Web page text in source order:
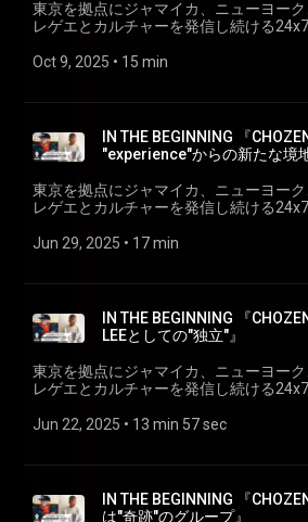
に行っており、ジャマイカン、ジャパ
レートを多数所有し、最新のダンスホ
ーとしての活動がメインであるが、最近
www.instagram.com/magachin ✅＜A-1
＞ a-1clothing.shop ✅＜八幡浩司＞
www.instagram.com/koji24x7yawata/
247reggae.com/
ースを経て、2011年にオリジナルブラン
とした、ワーク、アウトドア、ミリタ
アメカジを得意としたセレクトショップ
ち上げ。 また、90年代より都内で活動
ン、ジャパニーズの良質なダブプレー
プにR&Bと幅広い選曲のセレクターとし
あるが、最近ではレゲエの元ネタや往年
に行っており、ジャマイカン、ジャパ
レートを多数所有し、最新のダンスホ
ーとしての活動がメインであるが、最近
www.instagram.com/magachin ✅＜A-1
＞ a-1clothing.shop ✅＜八幡浩司＞
www.instagram.com/koji24x7yawata/
247reggae.com/
東京を拠点にジャマイカ、ニューヨー
レゲエとカルチャーを発信し続ける
の「はじまりのストーリー」、 『IN THE
＞の「はじまり」を探る。 IN THE BEGINNING 『真柄尚武編 ①
WHO is “MAGARA” - A Life in Culture 』 ゲスト: 真柄尚武 (DJ
MAGARA) | NAOTAKE MAGARA 90年代
"real mad HECTIC" "MASTERPIECE"等
ースを経て、2011年にオリジナルブラン
とした、ワーク、アウトドア、ミリタ
アメカジを得意としたセレクトショップ
ち上げ。 また、90年代より都内で活動
ン、ジャパニーズの良質なダブプレー
プにR&Bと幅広い選曲のセレクターとし
あるが、最近ではレゲエの元ネタや往年
に行っており、ジャマイカン、ジャパ
レートを多数所有し、最新のダンスホ
ーとしての活動がメインであるが、最近
https://www.instagram.com/magachin
WEB SITE ＞ https://a-1clothing.shop ✅
Oct 9, 2025 • 15 min
IN THE BEGINNING 『
"experience"からの新たな境地
東京を拠点にジャマイカ、ニューヨー
レゲエとカルチャーを発信し続ける
の「はじまりのストーリー」、『IN THE
じまり」を探る。 『CHOZEN LEE編 ⑧ "experience"からの新
たな境地』(シリーズ最終話） ゲスト: CHOZEN LEE 1975年
生、横浜出身。「音を楽しみ、音で楽に
とに、10代から直感を信じてマイクを
リー・テラー」の異名を持つ、トップレ
ーティスト)。1997年、世界のレゲエ/
ーを代表するサウンドシステム＜Mighty
アーティスト同士でFIRE BALL(現在活動
ープとして、さらにジャンルを越えた
して、リリースにライブと精力的に活
Jun 29, 2025 • 17 min
IN THE BEGINNING 『CHOZEN LEE
LEEとしての"独立"』
東京を拠点にジャマイカ、ニューヨー
レゲエとカルチャーを発信し続ける
の「はじまりのストーリー」、『IN THE
じまり」を探る。 『CHOZEN LEE編 ⑦ CHOZEN LEEとして
の"独立"』 ゲスト: CHOZEN LEE 1975年生、横浜出身。「音を
Jun 22, 2025 • 13 min 57 sec
IN THE BEGINNING 『CHOZEN LEE
は"奇跡"のグループ』